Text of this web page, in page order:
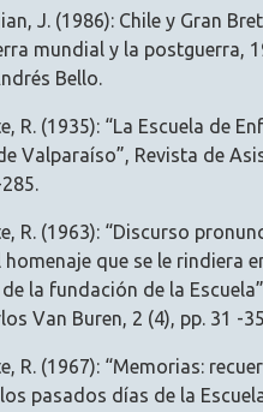
J. (1986): Chile y Gran
mundial y la postguerra,
Bello.
R. (1935): “La Escuela de
Valparaíso”, Revista de
R. (1963): “Discurso
que se le rindiera
la fundación de la
Van Buren, 2 (4), pp. 31 -
R. (1967): “Memorias:
pasados días de la